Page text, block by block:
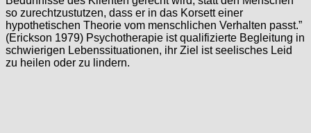
so zurechtzustutzen, dass er in das Korsett einer
hypothetischen Theorie vom menschlichen Verhalten passt.”
(Erickson 1979) Psychotherapie ist qualifizierte Begleitung in
schwierigen Lebenssituationen, ihr Ziel ist seelisches Leid
zu heilen oder zu lindern.